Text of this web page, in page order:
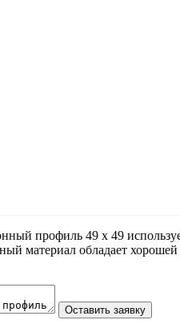
профиль 49 х 49
материал обладает